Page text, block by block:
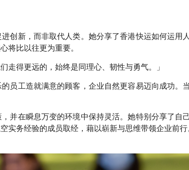
创新，而非取代人类。她分享了香港快运如何运用
将比以往更为重要。
走得更远的，始终是同理心、韧性与勇气。」
员工造就满意的顾客，企业自然更容易迈向成功。
并在瞬息万变的环境中保持灵活。她特别分享了自
务经验的成员取经，藉以崭新与思维带领企业前行